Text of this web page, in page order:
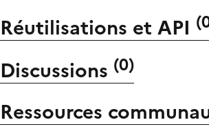
Réutilisations et API (
Discussions (0)
Ressources